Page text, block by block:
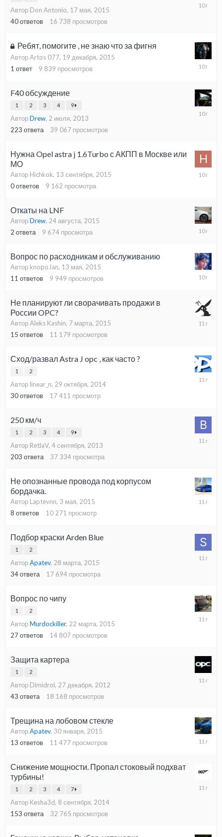
Автор Don Antonio, 17 мая, 2015
40ответов 16 738 просмотров
26
Ребят, помогите , не знаю что за фигня
Автор Artos 077, 19 декабря, 2015
1 ответ 9 839 просмотров
19
F40 обсуждение
1 2 3 4 9
АвторDrew, 2 июля, 2013
223 ответа 39 067 просмотров
28
Нужна Opel astra j 1.6Turbo с АКПП в Москве или
МО
Автор Hichkok, 13 сентября, 2015
0ответов 9 162 просмотра
13
Откаты на LNF
АвторDrew, 24 августа, 2015
2 ответа 9 674 просмотра
Вопрос по расходникам и обслуживанию
Автор knopoJan, 13 мая, 2015
11 ответов 9 949 просмотров
26
Не планируют ли сворачивать продажи в
России OPC?
Автор Aleks Kashin, 7 марта, 2015
15 ответов 11 179 просмотров
Сход/развал Astra J opc , как часто ?
1 2
Автор linear_n, 29 октября, 2014
30ответов 17 411 просмотр
30
250 км/ч
1 2 3 4 9
Автор RetlaV, 4 сентября, 2013
203 ответа 37 334 просмотра
Не опознанные провода под корпусом
бордачка.
Автор Laptevnn, 3 мая, 2015
8 ответов 10 271 просмотр
25
Подбор краски Arden Blue
1 2
АвторApatev, 28 марта, 2015
34ответа 17 694 просмотра
13
Вопрос по чипу
1 2
АвторMurdockiller, 22 марта, 2015
27ответов 14 807 просмотров
Защита картера
1 2
Автор Dimidrol, 27 декабря, 2012
43 ответа 18 168 просмотров
26
Трещина на лобовом стекле
АвторApatev, 30 января, 2015
13 ответов 11 477 просмотров
30
Снижение мощности. Пропал стоковый подхват
турбины!
1 2 3 4 7
Автор Kesha3d, 8 сентября, 2014
153 ответа 32 765 просмотров
19